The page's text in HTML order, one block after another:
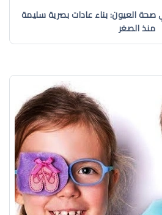
صحة العيون: بناء عادات بصرية سليمة
منذ الصغر